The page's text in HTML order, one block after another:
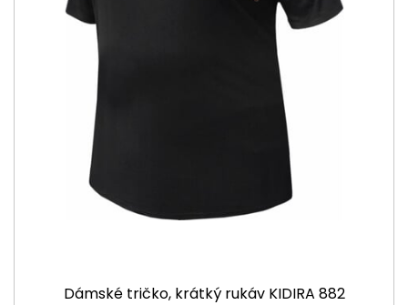
Dámské tričko, krátký rukáv KIDIRA 882